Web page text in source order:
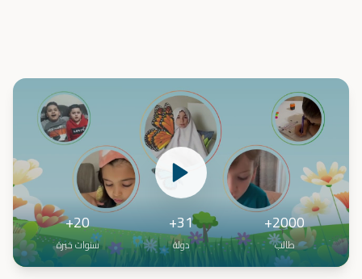
2000+
طالب
31+
دولة
20+
سنوات خبرة